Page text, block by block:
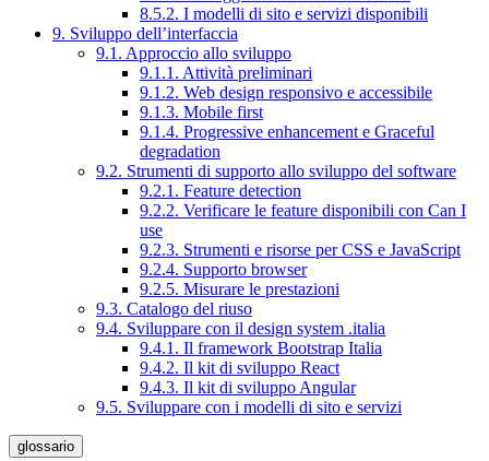
8.5.2. I modelli di sito e servizi disponibili
9. Sviluppo dell’interfaccia
9.1. Approccio allo sviluppo
9.1.1. Attività preliminari
9.1.2. Web design responsivo e accessibile
9.1.3. Mobile first
9.1.4. Progressive enhancement e Graceful
degradation
9.2. Strumenti di supporto allo sviluppo del software
9.2.1. Feature detection
9.2.2. Verificare le feature disponibili con Can I
use
9.2.3. Strumenti e risorse per CSS e JavaScript
9.2.4. Supporto browser
9.2.5. Misurare le prestazioni
9.3. Catalogo del riuso
9.4. Sviluppare con il design system .italia
9.4.1. Il framework Bootstrap Italia
9.4.2. Il kit di sviluppo React
9.4.3. Il kit di sviluppo Angular
9.5. Sviluppare con i modelli di sito e servizi
glossario